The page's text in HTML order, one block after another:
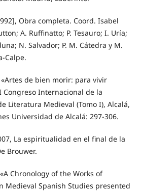
Obra completa. Coord. Isabel
A. Ruffinatto; P. Tesauro; I. Uría;
N. Salvador; P. M. Cátedra y M.
Calpe.
«Artes de bien morir: para vivir
Congreso Internacional de la
Literatura Medieval (Tomo I), Alcalá,
Universidad de Alcalá: 297-306.
La espiritualidad en el final de la
Brouwer.
Chronology of the Works of
Medieval Spanish Studies presented